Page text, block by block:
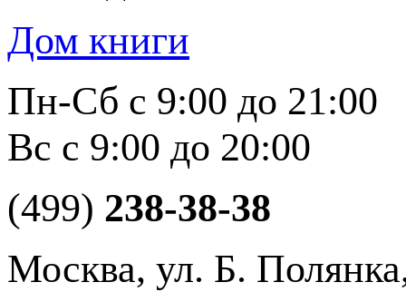
Дом книги
Пн-Сб с 9:00 до 21:00
Вс с 9:00 до 20:00
(499) 238-38-38
Москва, ул. Б.